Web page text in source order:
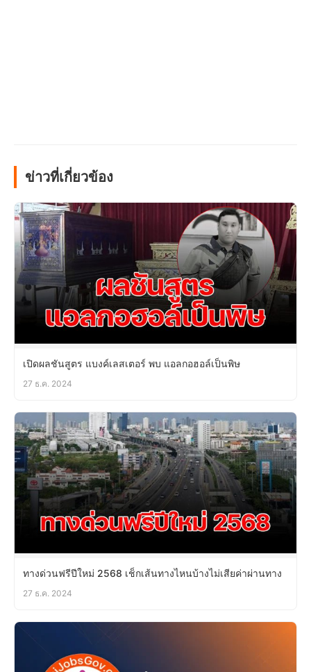
ข่าวที่เกี่ยวข้อง
เปิดผลชันสูตร แบงค์เลสเตอร์ พบ แอลกอฮอล์เป็นพิษ
27 ธ.ค. 2024
ทางด่วนฟรีปีใหม่ 2568 เช็กเส้นทางไหนบ้างไม่เสียค่าผ่านทาง
27 ธ.ค. 2024